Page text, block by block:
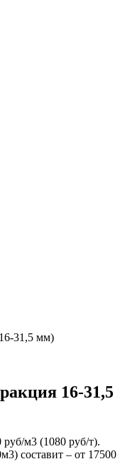
31,5 мм)
16-31,5
руб/м3 (1080 руб/т).
составит – от 17500